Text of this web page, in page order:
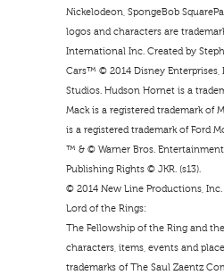
Nickelodeon, SpongeBob
logos and characters are
International Inc. Created by
Cars™ © 2014 Disney Enterprises,
Studios. Hudson Hornet is a
Mack is a registered trademark of
is a registered trademark of Ford
™ & © Warner Bros.
Publishing Rights © JKR. (s13).
© 2014 New Line Productions,
Lord of the Rings:
The Fellowship of the Ring and
characters, items, events and
trademarks of The Saul Zaentz